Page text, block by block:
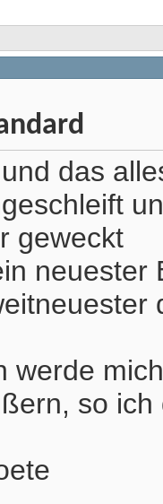
das
geweckt
neuester
werde
so ich